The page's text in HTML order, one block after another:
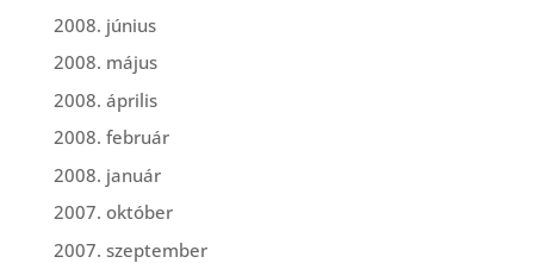
2008. június
2008. május
2008. április
2008. február
2008. január
2007. október
2007. szeptember